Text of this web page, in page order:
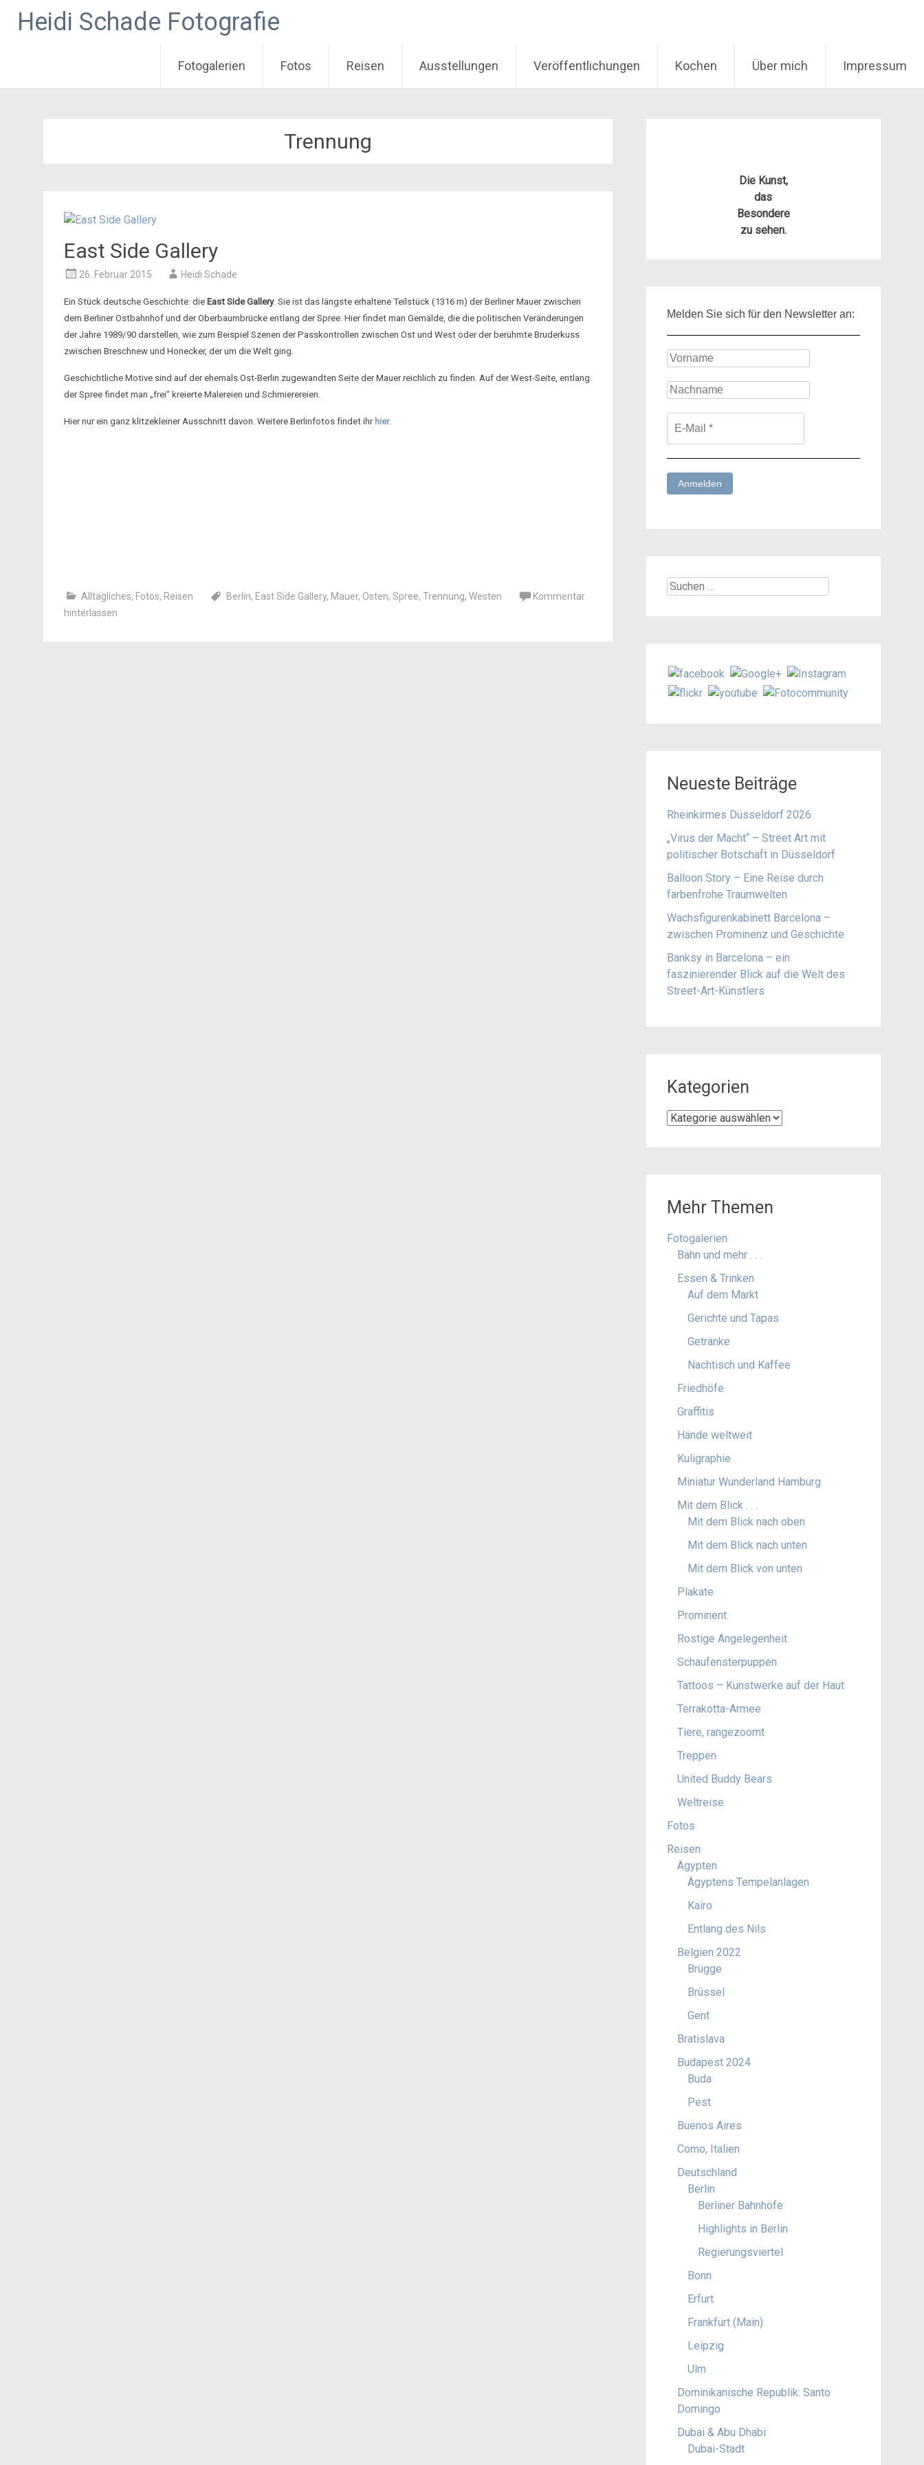
Heidi Schade Fotografie
Fotogalerien Fotos Reisen Ausstellungen Veröffentlichungen Kochen Über mich Impressum
Trennung
East Side Gallery
26. Februar 2015 Heidi Schade
Ein Stück deutsche Geschichte: die East Side Gallery. Sie ist das längste erhaltene Teilstück (1316 m) der Berliner Mauer zwischen
dem Berliner Ostbahnhof und der Oberbaumbrücke entlang der Spree. Hier findet man Gemälde, die die politischen Veränderungen
der Jahre 1989/90 darstellen, wie zum Beispiel Szenen der Passkontrollen zwischen Ost und West oder der berühmte Bruderkuss
zwischen Breschnew und Honecker, der um die Welt ging.
Geschichtliche Motive sind auf der ehemals Ost-Berlin zugewandten Seite der Mauer reichlich zu finden. Auf der West-Seite, entlang
der Spree findet man „frei“ kreierte Malereien und Schmierereien.
Hier nur ein ganz klitzekleiner Ausschnitt davon. Weitere Berlinfotos findet ihr hier.
Alltägliches, Fotos, Reisen Berlin, East Side Gallery, Mauer, Osten, Spree, Trennung, Westen
Kommentar
hinterlassen
Die Kunst,
das
Besondere
zu sehen.
Melden Sie sich für den Newsletter an:
Suchen
Neueste Beiträge
Rheinkirmes Düsseldorf 2026
„Virus der Macht“ – Street Art mit
politischer Botschaft in Düsseldorf
Balloon Story – Eine Reise durch
farbenfrohe Traumwelten
Wachsfigurenkabinett Barcelona –
zwischen Prominenz und Geschichte
Banksy in Barcelona – ein
faszinierender Blick auf die Welt des
Street-Art-Künstlers
Kategorien
Kategorien
Mehr Themen
Fotogalerien
Bahn und mehr . . .
Essen & Trinken
Auf dem Markt
Gerichte und Tapas
Getränke
Nachtisch und Kaffee
Friedhöfe
Graffitis
Hände weltweit
Kuligraphie
Miniatur Wunderland Hamburg
Mit dem Blick . . .
Mit dem Blick nach oben
Mit dem Blick nach unten
Mit dem Blick von unten
Plakate
Prominent
Rostige Angelegenheit
Schaufensterpuppen
Tattoos – Kunstwerke auf der Haut
Terrakotta-Armee
Tiere, rangezoomt
Treppen
United Buddy Bears
Weltreise
Fotos
Reisen
Ägypten
Ägyptens Tempelanlagen
Kairo
Entlang des Nils
Belgien 2022
Brügge
Brüssel
Gent
Bratislava
Budapest 2024
Buda
Pest
Buenos Aires
Como, Italien
Deutschland
Berlin
Berliner Bahnhöfe
Highlights in Berlin
Regierungsviertel
Bonn
Erfurt
Frankfurt (Main)
Leipzig
Ulm
Dominikanische Republik: Santo
Domingo
Dubai & Abu Dhabi
Dubai-Stadt